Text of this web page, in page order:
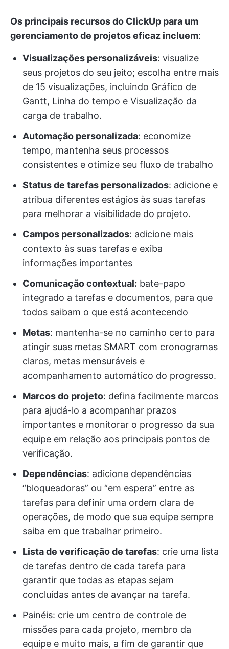
Os principais recursos do ClickUp para um
gerenciamento de projetos eficaz incluem:
Visualizações personalizáveis: visualize
seus projetos do seu jeito; escolha entre mais
de 15 visualizações, incluindo Gráfico de
Gantt, Linha do tempo e Visualização da
carga de trabalho.
Automação personalizada: economize
tempo, mantenha seus processos
consistentes e otimize seu fluxo de trabalho
Status de tarefas personalizados: adicione e
atribua diferentes estágios às suas tarefas
para melhorar a visibilidade do projeto.
Campos personalizados: adicione mais
contexto às suas tarefas e exiba
informações importantes
Comunicação contextual: bate-papo
integrado a tarefas e documentos, para que
todos saibam o que está acontecendo
Metas: mantenha-se no caminho certo para
atingir suas metas SMART com cronogramas
claros, metas mensuráveis e
acompanhamento automático do progresso.
Marcos do projeto: defina facilmente marcos
para ajudá-lo a acompanhar prazos
importantes e monitorar o progresso da sua
equipe em relação aos principais pontos de
verificação.
Dependências: adicione dependências
“bloqueadoras” ou “em espera” entre as
tarefas para definir uma ordem clara de
operações, de modo que sua equipe sempre
saiba em que trabalhar primeiro.
Lista de verificação de tarefas: crie uma lista
de tarefas dentro de cada tarefa para
garantir que todas as etapas sejam
concluídas antes de avançar na tarefa.
Painéis: crie um centro de controle de
missões para cada projeto, membro da
equipe e muito mais, a fim de garantir que